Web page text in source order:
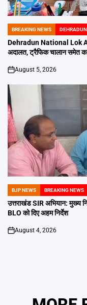
POSTED
IN
BREAKING NEWS
Dehradun National Lok
अदालत, ट्रैफिक चालान समेत कई
on
August 5, 2026
POSTED
IN
BJP NEWS BREAKING NEWS
उत्तराखंड SIR अभियान: मुख्य
BLO को दिए अहम निर्देश
on
August 4, 2026